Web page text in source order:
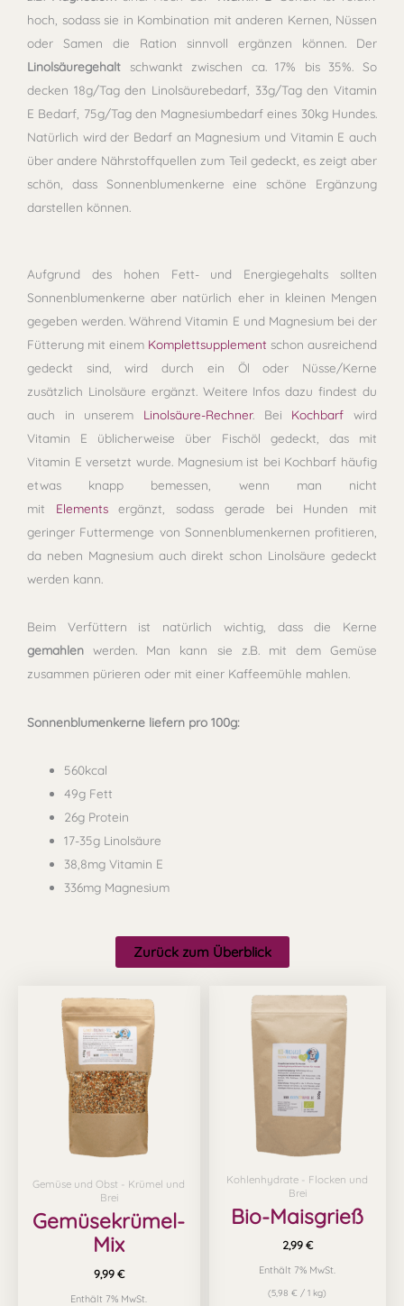
hoch, sodass sie in Kombination mit anderen Kernen, Nüssen
oder Samen die Ration sinnvoll ergänzen können. Der
Linolsäuregehalt schwankt zwischen ca. 17% bis 35%. So
decken 18g/Tag den Linolsäurebedarf, 33g/Tag den Vitamin
E Bedarf, 75g/Tag den Magnesiumbedarf eines 30kg Hundes.
Natürlich wird der Bedarf an Magnesium und Vitamin E auch
über andere Nährstoffquellen zum Teil gedeckt, es zeigt aber
schön, dass Sonnenblumenkerne eine schöne Ergänzung
darstellen können.
Aufgrund des hohen Fett- und Energiegehalts sollten
Sonnenblumenkerne aber natürlich eher in kleinen Mengen
gegeben werden. Während Vitamin E und Magnesium bei der
Fütterung mit einem Komplettsupplement schon ausreichend
gedeckt sind, wird durch ein Öl oder Nüsse/Kerne
zusätzlich Linolsäure ergänzt. Weitere Infos dazu findest du
auch in unserem Linolsäure-Rechner. Bei Kochbarf wird
Vitamin E üblicherweise über Fischöl gedeckt, das mit
Vitamin E versetzt wurde. Magnesium ist bei Kochbarf häufig
etwas knapp bemessen, wenn man nicht
mit Elementsergänzt, sodass gerade bei Hunden mit
geringer Futtermenge von Sonnenblumenkernen profitieren,
da neben Magnesium auch direkt schon Linolsäure gedeckt
werden kann.
Beim Verfüttern ist natürlich wichtig, dass die Kerne
gemahlen werden. Man kann sie z.B. mit dem Gemüse
zusammen pürieren oder mit einer Kaffeemühle mahlen.
Sonnenblumenkerne liefern pro 100g:
560kcal
49g Fett
26g Protein
17-35g Linolsäure
38,8mg Vitamin E
336mg Magnesium
Zurück zum Überblick
Gemüse und Obst - Krümel und
Brei
Gemüsekrümel-
Mix
9,99 €
Enthält 7% MwSt.
Kohlenhydrate - Flocken und
Brei
Bio-Maisgrieß
2,99 €
Enthält 7% MwSt.
(5,98€ / 1 kg)